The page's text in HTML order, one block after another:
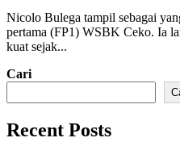
Nicolo Bulega tampil sebagai
pertama (FP1) WSBK Ceko. Ia
kuat sejak...
Cari
Recent Posts